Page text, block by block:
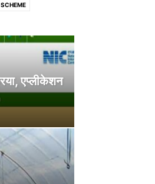
कोरोना वायरस
एप्लीकेशन